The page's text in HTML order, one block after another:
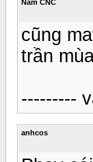
Nam CNC
cũng
trần
---------
anhcos